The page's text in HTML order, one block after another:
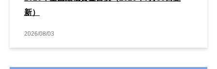
新）
2026/08/03